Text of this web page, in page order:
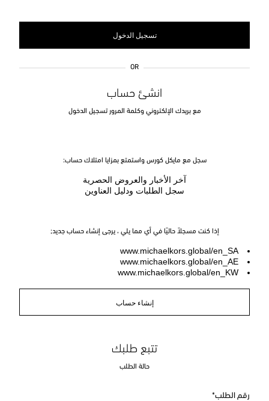
تسجيل الدخول
OR
انشئ حساب
مع بريدك الإلكتروني وكلمة المرور تسجيل الدخول
سجل مع مايكل كورس واستمتع بمزايا امتلاك حساب:
آخر الأخبار والعروض الحصرية
سجل الطلبات ودليل العناوين
إذا كنت مسجلاً حاليًا في أي مما يلي ، يرجى إنشاء حساب جديد;
www.michaelkors.global/en_SA
www.michaelkors.global/en_AE
www.michaelkors.global/en_KW
إنشاء حساب
تتبع طلبك
حالة الطلب
رقم الطلب